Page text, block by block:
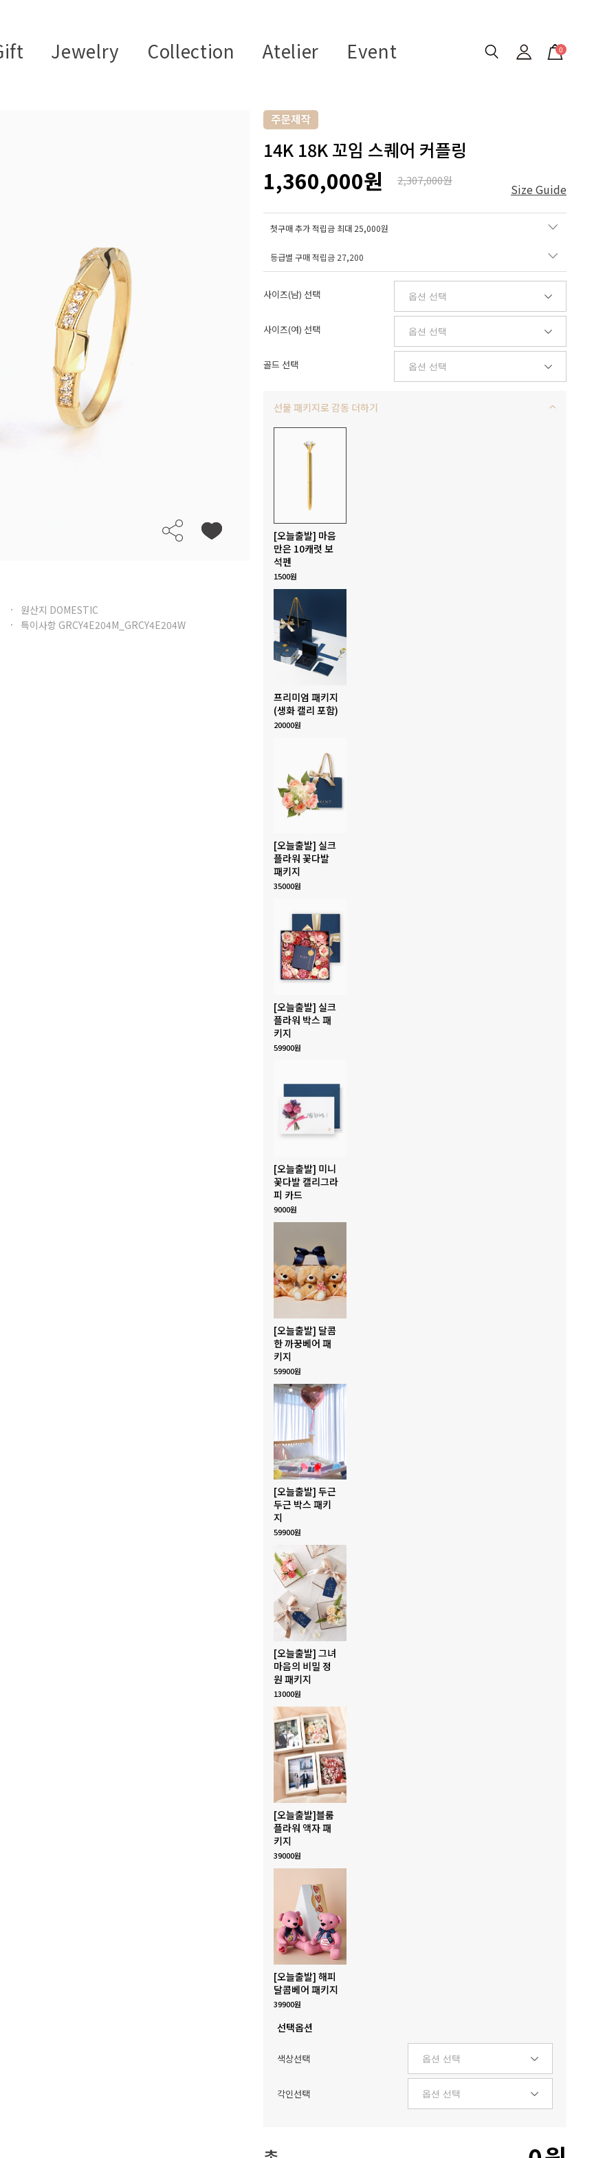
Jewelry Collection Atelier Event 0
원산지 DOMESTIC
특이사항 GRCY4E204M_GRCY4E204W
14K 18K 꼬임 스퀘어 커플링
1,360,000원 2,307,000원
Size Guide
첫구매 추가 적립금 최대 25,000원
등급별 구매 적립금 27,200
사이즈(남) 선택
사이즈(여) 선택
골드 선택
선물 패키지로 감동 더하기
[오늘출발] 마음
만은 10캐럿 보
석펜
1500원
프리미엄 패키지
(생화 캘리 포함)
20000원
[오늘출발] 실크
플라워 꽃다발
패키지
35000원
[오늘출발] 실크
플라워 박스 패
키지
59900원
[오늘출발] 미니
꽃다발 캘리그라
피 카드
9000원
[오늘출발] 달콤
한 까꿍베어 패
키지
59900원
[오늘출발] 두근
두근 박스 패키
지
59900원
[오늘출발] 그녀
마음의 비밀 정
원 패키지
13000원
[오늘출발]블룸
플라워 액자 패
키지
39000원
[오늘출발] 해피
달콤베어 패키지
39900원
선택옵션
색상선택
각인선택